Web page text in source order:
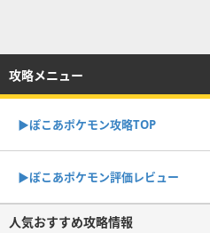
攻略メニュー
▶︎ぽこあポケモン攻略TOP
▶︎ぽこあポケモン評価レビュー
人気おすすめ攻略情報